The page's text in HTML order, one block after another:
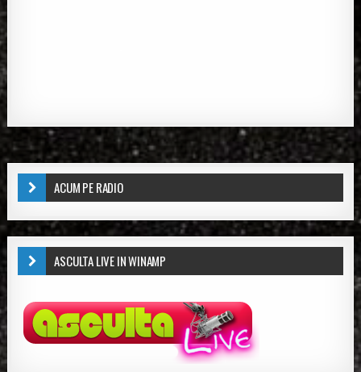
ACUM PE RADIO
ASCULTA LIVE IN WINAMP